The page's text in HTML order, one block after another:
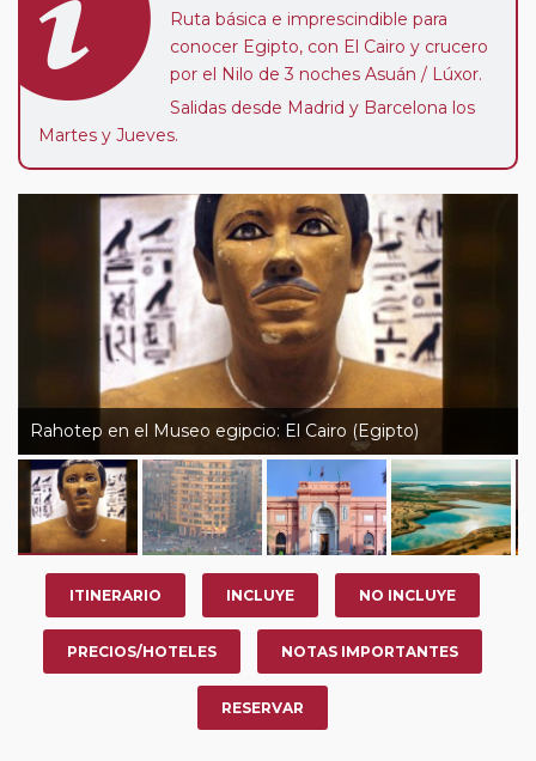
Ruta básica e imprescindible para
conocer Egipto, con El Cairo y crucero
por el Nilo de 3 noches Asuán / Lúxor.
Salidas desde Madrid y Barcelona los
Martes y Jueves.
Rahotep en el Museo egipcio: El Cairo (Egipto)
ITINERARIO INCLUYE NO INCLUYE
PRECIOS/HOTELES NOTAS IMPORTANTES
RESERVAR